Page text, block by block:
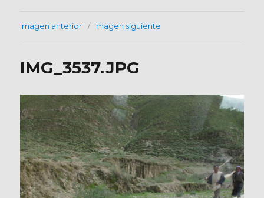
Imagen anterior Imagen siguiente
IMG_3537.JPG